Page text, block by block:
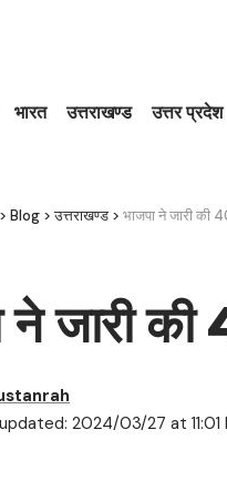
भारत उत्तराखण्ड उत्तर प्रदेश
> Blog >उत्तराखण्ड > भाजपा ने जारी की
ने जारी की
2024/03/27 at 11:01